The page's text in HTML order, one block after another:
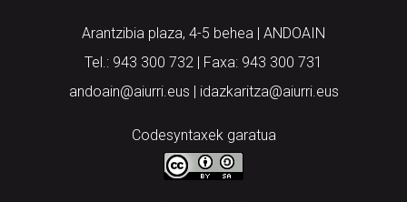
Arantzibia plaza, 4-5 behea | ANDOAIN
Tel.: 943 300 732 | Faxa: 943 300 731
andoain@aiurri.eus | idazkaritza@aiurri.eus
Codesyntaxek garatua